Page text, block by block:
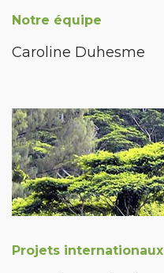
Notre équipe
Caroline Duhesme
Projets internationaux